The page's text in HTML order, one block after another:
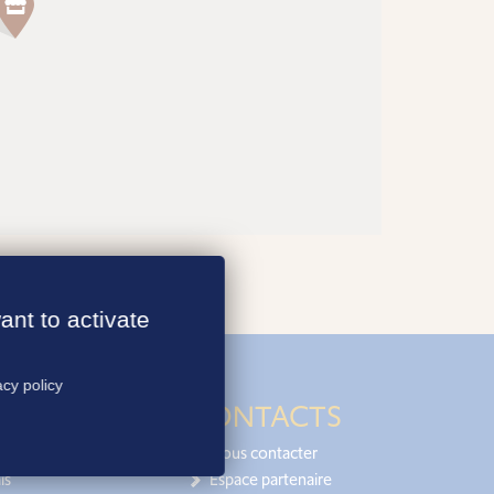
CONTACTS
Nous contacter
Espace partenaire
to activate
policy